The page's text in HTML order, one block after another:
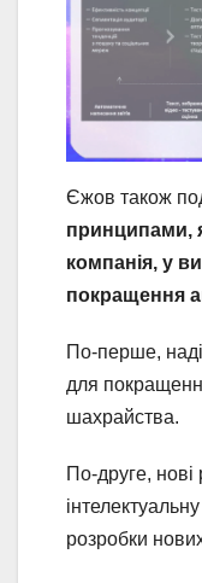
Єжов також
принципами,
компанія, у
покращення
По-перше,
для
шахрайства.
По-друге,
розробки